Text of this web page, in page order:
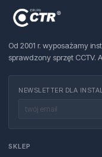
Od 2001 r. wyposażamy
sprawdzony sprzęt CCTV.
NEWSLETTER DLA
SKLEP